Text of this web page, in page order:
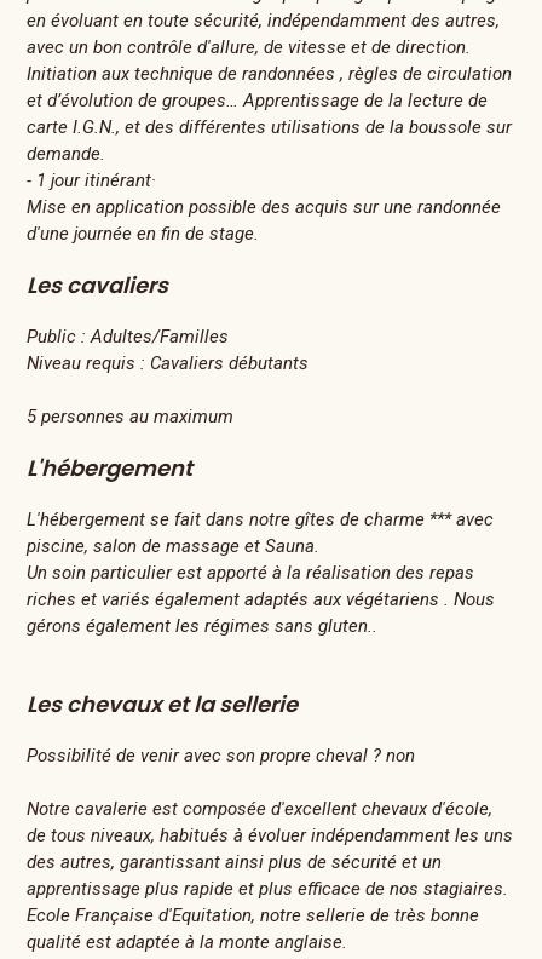
en évoluant en toute sécurité, indépendamment des autres,
avec un bon contrôle d'allure, de vitesse et de direction.
Initiation aux technique de randonnées , règles de circulation
et d’évolution de groupes… Apprentissage de la lecture de
carte I.G.N., et des différentes utilisations de la boussole sur
demande.
- 1 jour itinérant·
Mise en application possible des acquis sur une randonnée
d'une journée en fin de stage.
Les cavaliers
Public : Adultes/Familles
Niveau requis : Cavaliers débutants
5 personnes au maximum
L'hébergement
L'hébergement se fait dans notre gîtes de charme *** avec
piscine, salon de massage et Sauna.
Un soin particulier est apporté à la réalisation des repas
riches et variés également adaptés aux végétariens . Nous
gérons également les régimes sans gluten..
Les chevaux et la sellerie
Possibilité de venir avec son propre cheval ? non
Notre cavalerie est composée d'excellent chevaux d'école,
de tous niveaux, habitués à évoluer indépendamment les uns
des autres, garantissant ainsi plus de sécurité et un
apprentissage plus rapide et plus efficace de nos stagiaires.
Ecole Française d'Equitation, notre sellerie de très bonne
qualité est adaptée à la monte anglaise.